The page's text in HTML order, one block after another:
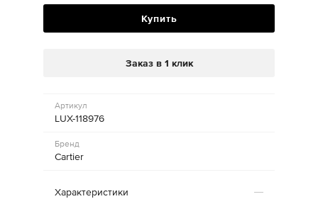
Купить
Заказ в 1 клик
Артикул
LUX-118976
Бренд
Cartier
Характеристики